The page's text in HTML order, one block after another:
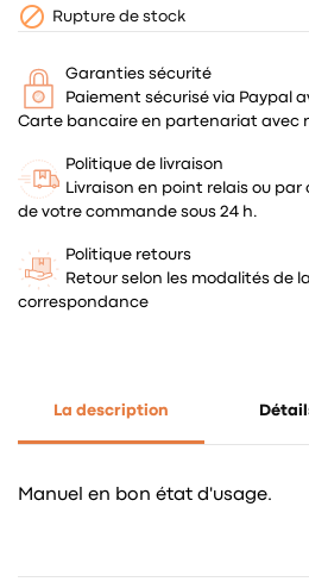
 Rupture de stock
Garanties sécurité
Paiement sécurisé via Paypal
Carte bancaire en partenariat avec
Politique de livraison
Livraison en point relais ou
de votre commande sous 24 h.
Politique retours
Retour selon les modalités de
correspondance
La description
Manuel en bon état d'usage.